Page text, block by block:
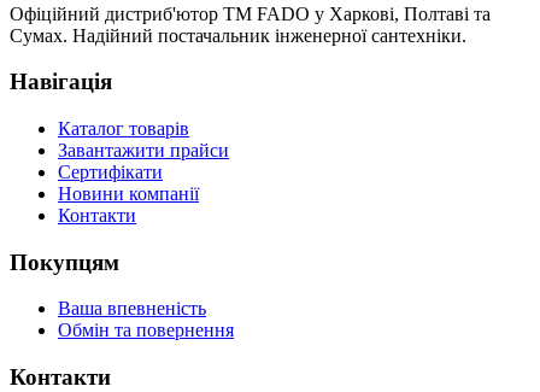
Офіційний дистриб'ютор ТМ FADO у Харкові, Полтаві та
Сумах. Надійний постачальник інженерної сантехніки.
Навігація
Каталог товарів
Завантажити прайси
Сертифікати
Новини компанії
Контакти
Покупцям
Ваша впевненість
Обмін та повернення
Контакти